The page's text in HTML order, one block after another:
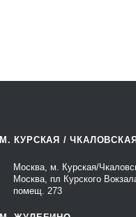
М. КУРСКАЯ / ЧКАЛОВСКАЯ
Москва, м. Курская/
Москва, пл Курского
помещ. 273